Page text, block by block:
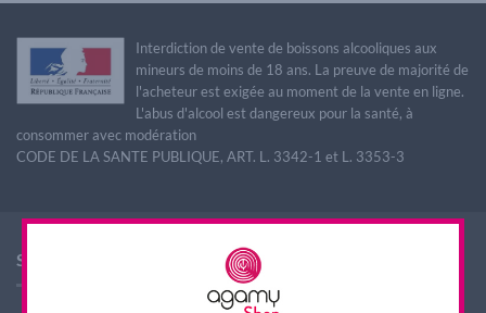
Interdiction de vente de boissons alcooliques aux
mineurs de moins de 18 ans. La preuve de majorité de
l'acheteur est exigée au moment de la vente en ligne.
L'abus d'alcool est dangereux pour la santé, à
consommer avec modération
CODE DE LA SANTE PUBLIQUE, ART. L. 3342-1 et L. 3353-3
SHOP AGAMY